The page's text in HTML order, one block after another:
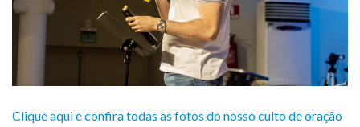
Clique aqui e confira todas as fotos do nosso culto de oração